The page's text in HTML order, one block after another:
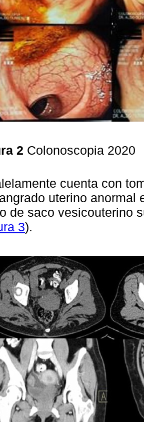
2 Colonoscopia 2020
cuenta con
uterino anormal
de saco vesicouterino
3).